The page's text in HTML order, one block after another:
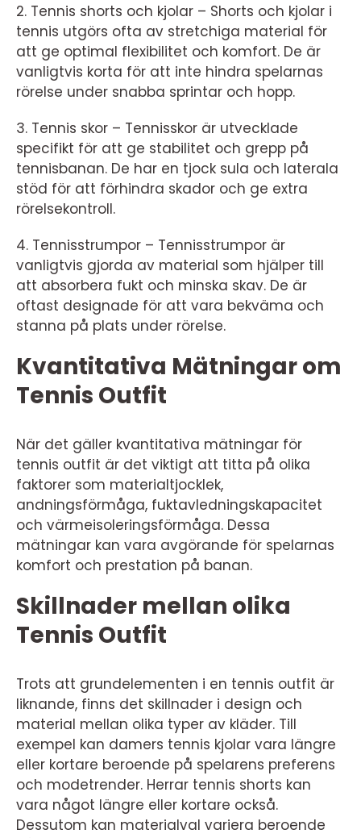
2. Tennis shorts och kjolar – Shorts och kjolar i
tennis utgörs ofta av stretchiga material för
att ge optimal flexibilitet och komfort. De är
vanligtvis korta för att inte hindra spelarnas
rörelse under snabba sprintar och hopp.
3. Tennis skor – Tennisskor är utvecklade
specifikt för att ge stabilitet och grepp på
tennisbanan. De har en tjock sula och laterala
stöd för att förhindra skador och ge extra
rörelsekontroll.
4. Tennisstrumpor – Tennisstrumpor är
vanligtvis gjorda av material som hjälper till
att absorbera fukt och minska skav. De är
oftast designade för att vara bekväma och
stanna på plats under rörelse.
Kvantitativa Mätningar om
Tennis Outfit
När det gäller kvantitativa mätningar för
tennis outfit är det viktigt att titta på olika
faktorer som materialtjocklek,
andningsförmåga, fuktavledningskapacitet
och värmeisoleringsförmåga. Dessa
mätningar kan vara avgörande för spelarnas
komfort och prestation på banan.
Skillnader mellan olika
Tennis Outfit
Trots att grundelementen i en tennis outfit är
liknande, finns det skillnader i design och
material mellan olika typer av kläder. Till
exempel kan damers tennis kjolar vara längre
eller kortare beroende på spelarens preferens
och modetrender. Herrar tennis shorts kan
vara något längre eller kortare också.
Dessutom kan materialval variera beroende